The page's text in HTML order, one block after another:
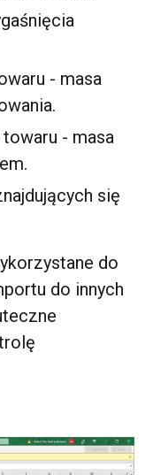
- masa
- masa
się
do
do innych